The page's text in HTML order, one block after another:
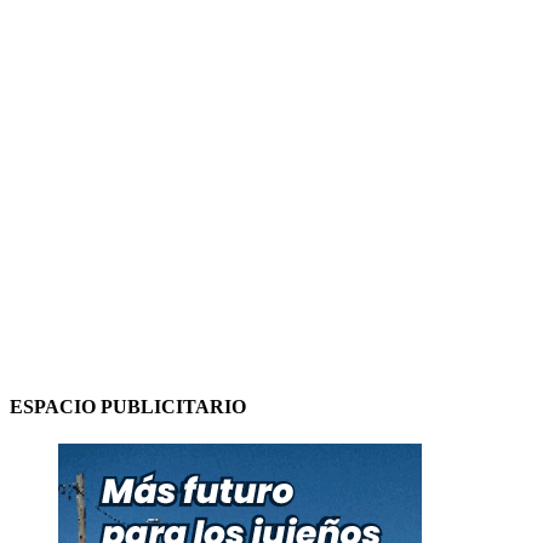
ESPACIO PUBLICITARIO